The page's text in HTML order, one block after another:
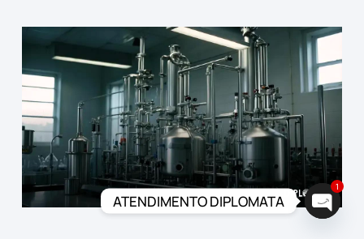
ATENDIMENTO DIPLOMATA
1